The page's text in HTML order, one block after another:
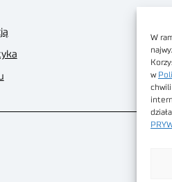
W
w